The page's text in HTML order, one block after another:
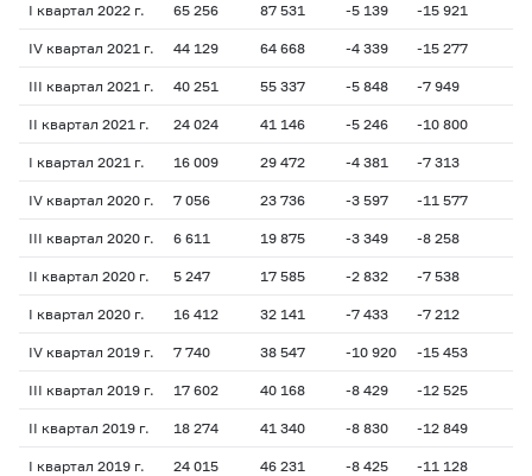
I квартал 2022 г. 65 256 87 531 -5 139 -15 921
IV квартал 2021 г. 44 129 64 668 -4 339 -15 277
III квартал 2021 г. 40 251 55 337 -5 848 -7 949
II квартал 2021 г. 24 024 41 146 -5 246 -10 800
I квартал 2021 г. 16 009 29 472 -4 381 -7 313
IV квартал 2020 г. 7 056 23 736 -3 597 -11 577
III квартал 2020 г. 6 611 19 875 -3 349 -8 258
II квартал 2020 г. 5 247 17 585 -2 832 -7 538
I квартал 2020 г. 16 412 32 141 -7 433 -7 212
IV квартал 2019 г. 7 740 38 547 -10 920 -15 453
III квартал 2019 г. 17 602 40 168 -8 429 -12 525
II квартал 2019 г. 18 274 41 340 -8 830 -12 849
I квартал 2019 г. 24 015 46 231 -8 425 -11 128